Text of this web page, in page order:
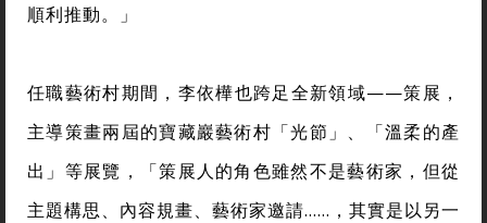
順利推動。」
任職藝術村期間，李依樺也跨足全新領域——策展，
主導策畫兩屆的寶藏巖藝術村「光節」、「溫柔的產
出」等展覽，「策展人的角色雖然不是藝術家，但從
主題構思、內容規畫、藝術家邀請……，其實是以另一